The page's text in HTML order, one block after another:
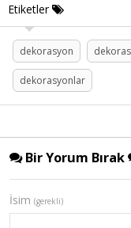
Etiketler
dekorasyon
dekorasyonlar
Bir Yorum Bırak
İsim (gerekli)